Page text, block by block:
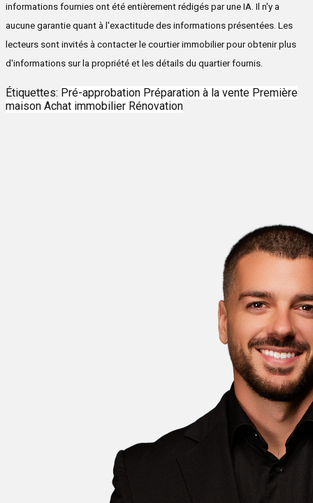
informations fournies ont été entièrement rédigés par une IA. Il n'y a
aucune garantie quant à l'exactitude des informations présentées. Les
lecteurs sont invités à contacter le courtier immobilier pour obtenir plus
d'informations sur la propriété et les détails du quartier fournis.
Étiquettes: Pré-approbation Préparation à la vente Première
maison Achat immobilier Rénovation